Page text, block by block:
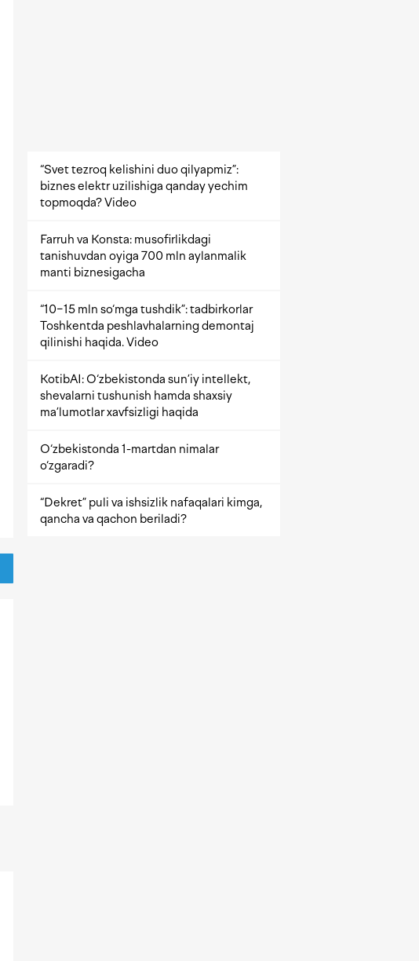
“Svet tezroq kelishini duo qilyapmiz”:
biznes elektr uzilishiga qanday yechim
topmoqda? Video
Farruh va Konsta: musofirlikdagi
tanishuvdan oyiga 700 mln aylanmalik
manti biznesigacha
“10−15 mln so‘mga tushdik”: tadbirkorlar
Toshkentda peshlavhalarning demontaj
qilinishi haqida. Video
KotibAI: O‘zbekistonda sun’iy intellekt,
shevalarni tushunish hamda shaxsiy
ma’lumotlar xavfsizligi haqida
O‘zbekistonda 1-martdan nimalar
o‘zgaradi?
“Dekret” puli va ishsizlik nafaqalari kimga,
qancha va qachon beriladi?